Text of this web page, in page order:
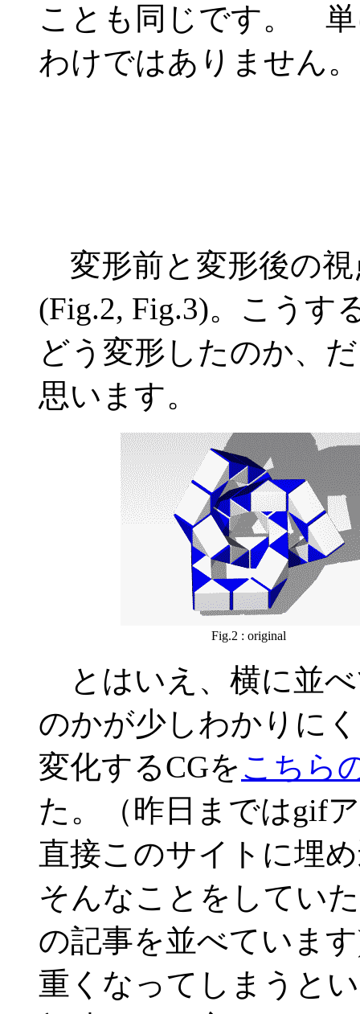
ことも同じです。 単
わけではありません。
変形前と変形後の
(Fig.2, Fig.3)。こうす
どう変形したのか、
思います。
Fig.2 : original
とはいえ、横に並
のかが少しわかりに
変化するCGを こちら
た。（昨日まではgif
直接このサイトに埋
そんなことをしてい
の記事を並べていま
重くなってしまうと